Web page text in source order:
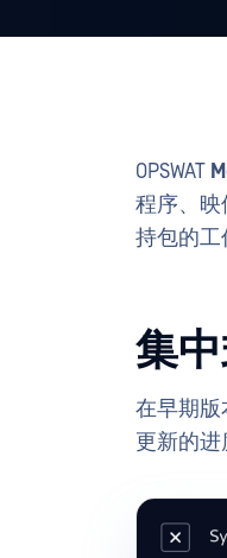
OPSWAT
程序、映
持包的工
集
在早期版
更新的进